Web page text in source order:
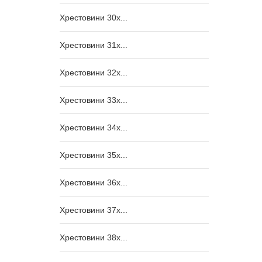
Хрестовини 30x...
Хрестовини 31x...
Хрестовини 32x...
Хрестовини 33x...
Хрестовини 34x...
Хрестовини 35x...
Хрестовини 36x...
Хрестовини 37x...
Хрестовини 38x...